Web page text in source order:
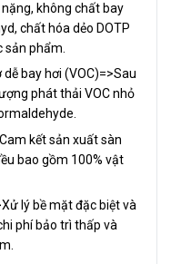
không chất bay
chất hóa dẻo DOTP
phẩm.
bay hơi (VOC)=>Sau
phát thải VOC nhỏ
kết sản xuất sàn
bao gồm 100% vật
lý bề mặt đặc biệt và
phí bảo trì thấp và